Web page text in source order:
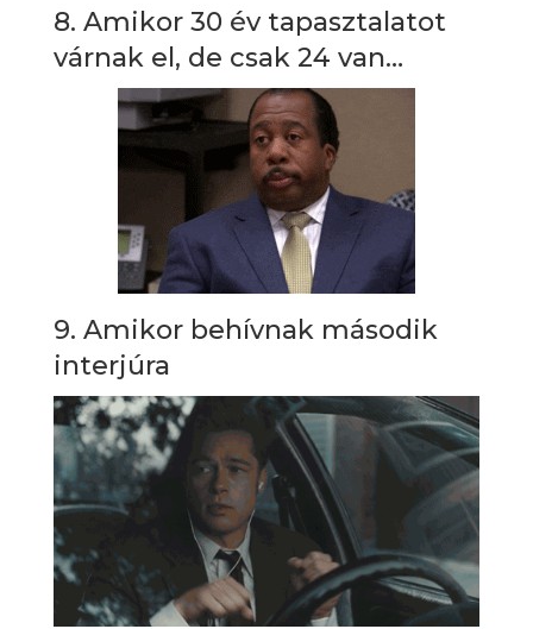
8. Amikor 30 év tapasztalatot
várnak el, de csak 24 van…
9. Amikor behívnak második
interjúra